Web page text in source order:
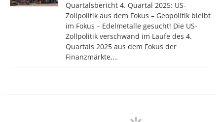
Quartalsbericht 4. Quartal 2025: US-
Zollpolitik aus dem Fokus – Geopolitik bleibt
im Fokus – Edelmetalle gesucht! Die US-
Zollpolitik verschwand im Laufe des 4.
Quartals 2025 aus dem Fokus der
Finanzmärkte,…